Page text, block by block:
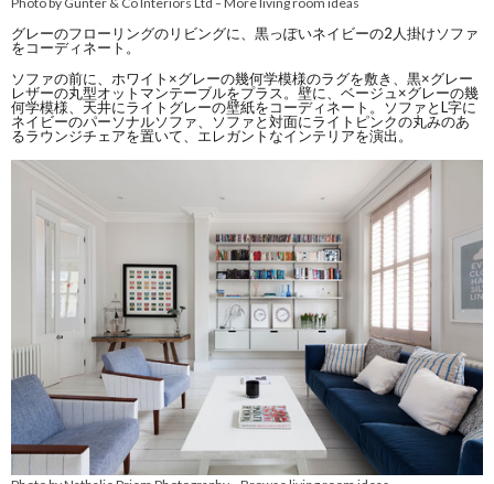
–
グレーのフローリングのリビングに、黒っぽいネイビーの2人掛けソファ
をコーディネート。
ソファの前に、ホワイト×グレーの幾何学模様のラグを敷き、黒×グレー
レザーの丸型オットマンテーブルをプラス。壁に、ベージュ×グレーの幾
何学模様、天井にライトグレーの壁紙をコーディネート。ソファとL字に
ネイビーのパーソナルソファ、ソファと対面にライトピンクの丸みのあ
るラウンジチェアを置いて、エレガントなインテリアを演出。